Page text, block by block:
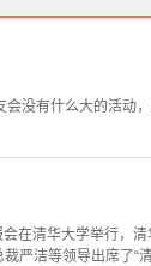
没有什么大的活动
在清华大学举行，
严洁等领导出席了“